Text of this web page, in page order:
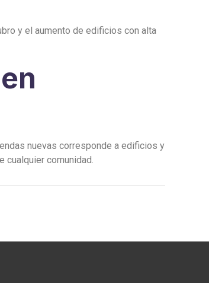
y el aumento de edificios con alta
nuevas corresponde a edificios y
cualquier comunidad.